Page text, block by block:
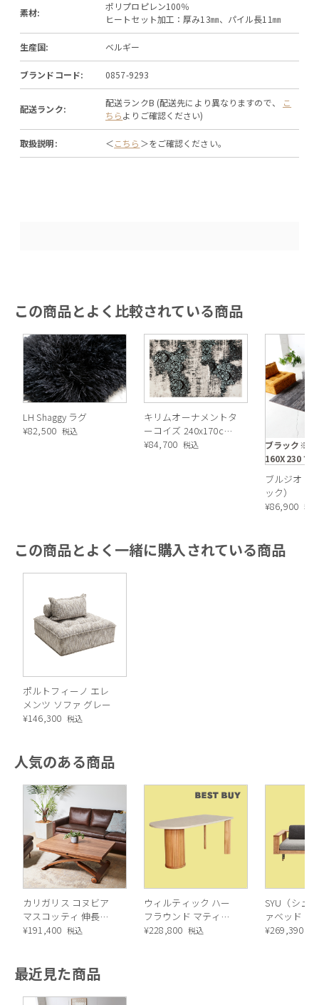
素材:
ポリプロピレン100％
ヒートセット加工：厚み13㎜、パイル長11㎜
生産国: ベルギー
ブランドコード: 0857-9293
配送ランク:
配送ランクB (配送先により異なりますので、
こ
ちらよりご確認ください)
取扱説明: ＜こちら ＞をご確認ください。
この商品とよく比較されている商品
LH Shaggy ラグ
¥82,500 税込
キリムオーナメントタ
ーコイズ 240x170cm
カーペット
¥84,700 税込
ブラック※画
160X230 で
ブルジオ ラ
ック）
¥86,900 税
この商品とよく一緒に購入されている商品
ポルトフィーノ エレ
メンツ ソファ グレー
¥146,300 税込
人気のある商品
カリガリス コヌビア
マスコッティ 伸長・
昇降式テーブル ／
P201
¥191,400 税込
ウィルティック ハー
フラウンド マティエ
ラ塗装 ダイニングテ
¥228,800 税込
SYU（シュ
ァベッド（
ル）190cm
¥269,390
最近見た商品